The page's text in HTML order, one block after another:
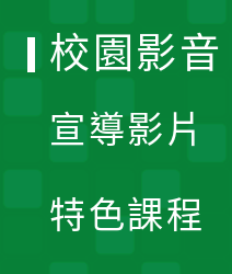
校園影音
宣導影片
特色課程